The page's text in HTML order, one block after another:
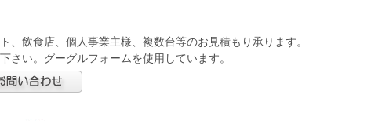
、飲食店、個人事業主様、複数台等のお見積もり承ります。
さい。グーグルフォームを使用しています。